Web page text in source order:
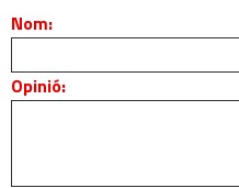
Nom:
Opinió: